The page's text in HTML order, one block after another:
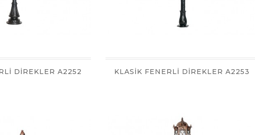
DİREKLER A2252 KLASİK FENERLİ DİREKLER A2253